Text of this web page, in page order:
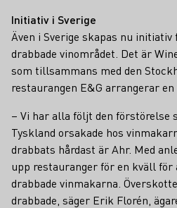
Initiativ i Sverige
Även i Sverige skapas nu
drabbade vinområdet. Det är
som tillsammans med den
restaurangen E&G arrangerar
– Vi har alla följt den förstörelse
Tyskland orsakade hos
drabbats hårdast är Ahr. Med
upp restauranger för en kväll
drabbade vinmakarna.
drabbade, säger Erik Florén,